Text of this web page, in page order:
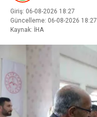
Giriş: 06-08-2026 18:27
Güncelleme: 06-08-2026 18:27
Kaynak: İHA